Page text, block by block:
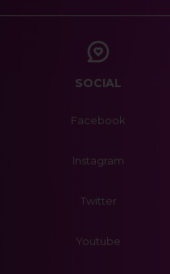
SOCIAL
Facebook
Instagram
Twitter
Youtube